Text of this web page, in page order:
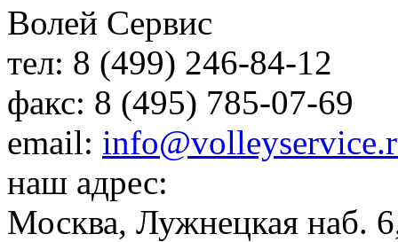
Волей Сервис
тел: 8 (499) 246-84-12
факс: 8 (495) 785-07-69
email:
наш адрес:
Москва, Лужнецкая наб.